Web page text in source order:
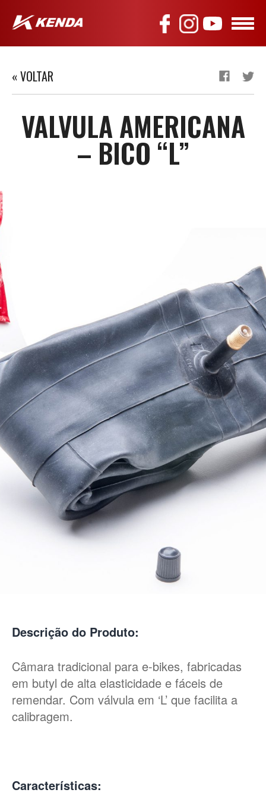
« VOLTAR
VALVULA AMERICANA
– BICO “L”
Descrição do Produto:
Câmara tradicional para e-bikes, fabricadas
em butyl de alta elasticidade e fáceis de
remendar. Com válvula em ‘L’ que facilita a
calibragem.
Características: